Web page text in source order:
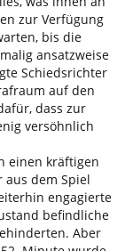
zur Verfügung
bis die
ansatzweise
Schiedsrichter
auf den
dass zur
versöhnlich
einen kräftigen
aus dem Spiel
engagierte
befindliche
Aber